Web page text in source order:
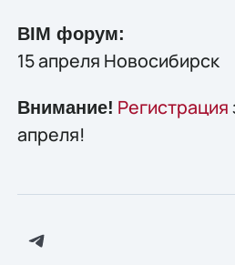
BIM форум:
15 апреля Новосибирск
Внимание! Регистрация
апреля!